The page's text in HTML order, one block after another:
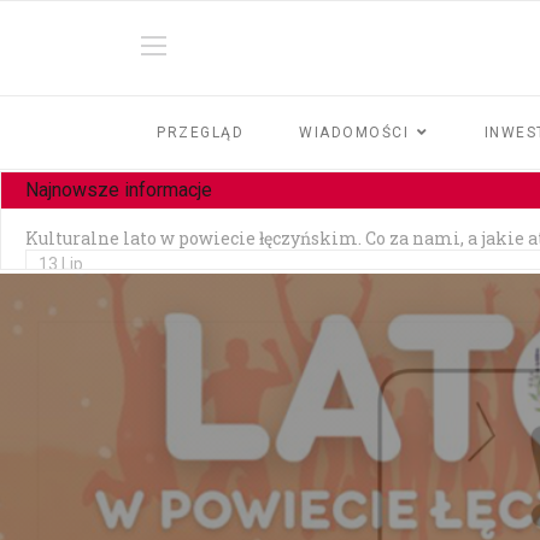
PRZEGLĄD WIADOMOŚCI
Najnowsze informacje
Kulturalne lato w powiecie łęczyńskim. Co za nami, a jakie
13 Lip
Czy jesteśmy tolerancyjni?
Czołowe zderzenie w Zezulinie Niższym — 19-latek stracił
Zainstalowała aplikację na prośbę „pracownika banku" —